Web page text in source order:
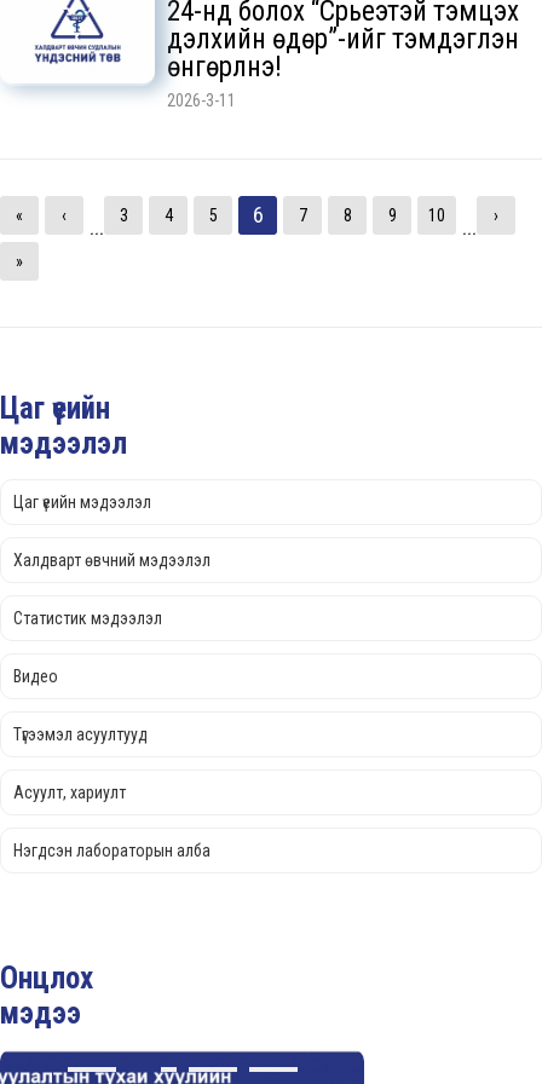
24-нд болох “Сүрьеэтэй тэмцэх
дэлхийн өдөр”-ийг тэмдэглэн
өнгөрүүлнэ!
2026-3-11
« ‹
...
3 4 5 6 7 8 9 10
...
›
»
Цаг үеийн
мэдээлэл
Цаг үеийн мэдээлэл
Халдварт өвчний мэдээлэл
Статистик мэдээлэл
Видео
Түгээмэл асуултууд
Асуулт, хариулт
Нэгдсэн лабораторын алба
Онцлох
мэдээ